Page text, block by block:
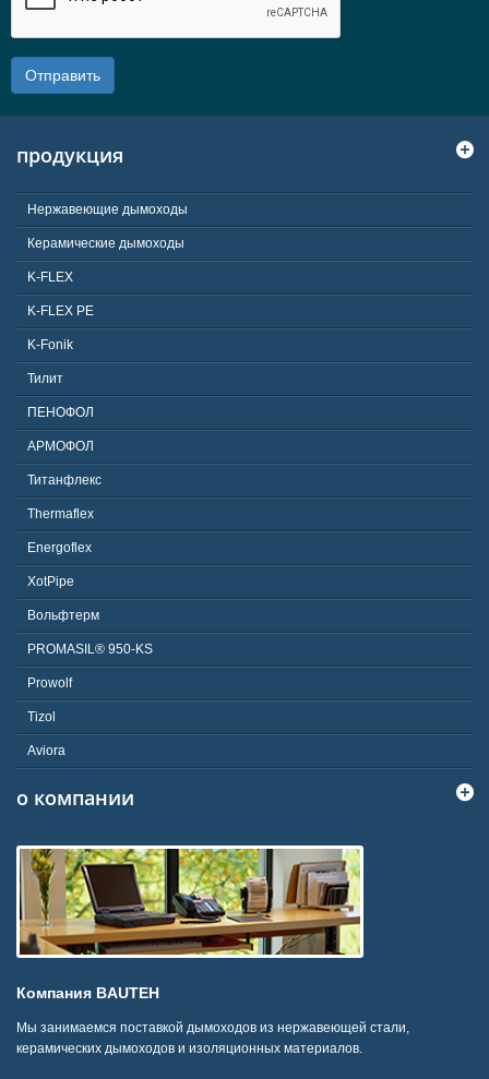
Отправить
продукция
Нержавеющие дымоходы
Керамические дымоходы
K-FLEX
K-FLEX PE
K-Fonik
Тилит
ПЕНОФОЛ
АРМОФОЛ
Титанфлекс
Thermaflex
Energoflex
XotPipe
Вольфтерм
PROMASIL® 950-KS
Prowolf
Tizol
Aviora
о компании
Компания BAUTEH
Мы занимаемся поставкой дымоходов из нержавеющей стали,
керамических дымоходов и изоляционных материалов.